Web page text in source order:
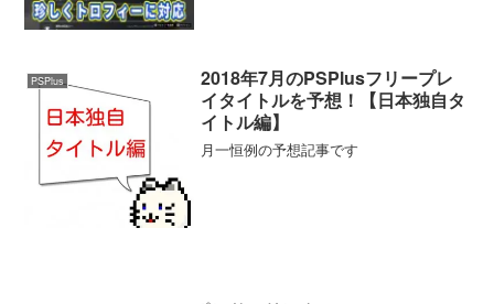
PSPlus
2018年7月のPSPlusフリープレ
イタイトルを予想！【日本独自タ
イトル編】
月一恒例の予想記事です